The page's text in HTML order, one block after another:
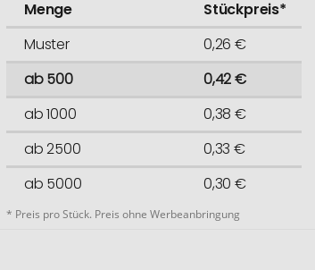
Menge
Stückpreis*
Muster
0,26 €
ab 500
0,42 €
ab 1000
0,38 €
ab 2500
0,33 €
ab 5000
0,30 €
* Preis pro Stück. Preis ohne Werbeanbringung